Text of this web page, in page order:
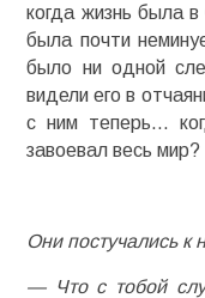
когда жизнь была
была почти
было ни одной
видели его в
с ним теперь…
завоевал весь мир?
Они постучались к
— Что с тобой